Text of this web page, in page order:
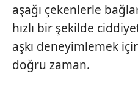
aşağı çekenlerle
hızlı bir şekilde
aşkı deneyimlemek
doğru zaman.